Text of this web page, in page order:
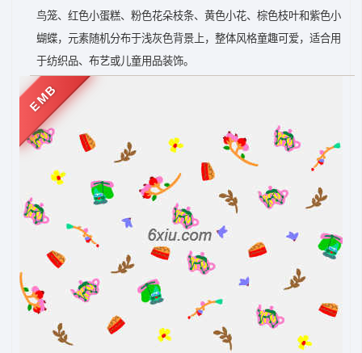
鸟笼、红色小蛋糕、粉色花朵枝条、黄色小花、棕色枝叶和紫色小
蝴蝶，元素随机分布于浅灰色背景上，整体风格童趣可爱，适合用
于纺织品、布艺或儿童用品装饰。
EMB